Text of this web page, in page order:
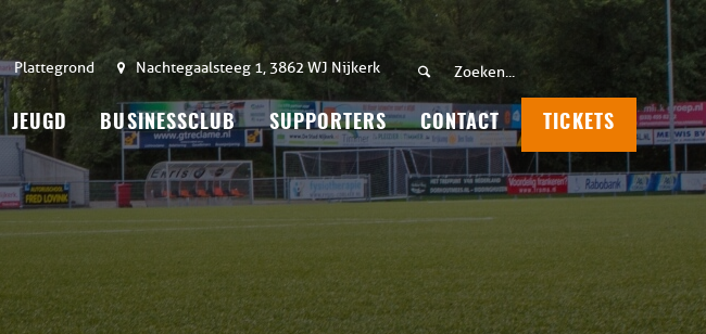
Plattegrond Nachtegaalsteeg 1, 3862 WJ Nijkerk
JEUGD BUSINESSCLUB SUPPORTERS CONTACT TICKETS